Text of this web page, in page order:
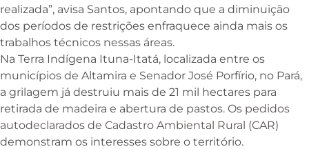
realizada”, avisa Santos, apontando que a diminuição
dos períodos de restrições enfraquece ainda mais os
trabalhos técnicos nessas áreas.
Na Terra Indígena Ituna-Itatá, localizada entre os
municípios de Altamira e Senador José Porfírio, no Pará,
a grilagem já destruiu mais de 21 mil hectares para
retirada de madeira e abertura de pastos. Os pedidos
autodeclarados de Cadastro Ambiental Rural (CAR)
demonstram os interesses sobre o território.